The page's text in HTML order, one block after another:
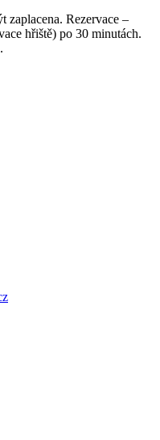
zaplacena. Rezervace –
hřiště) po 30 minutách.